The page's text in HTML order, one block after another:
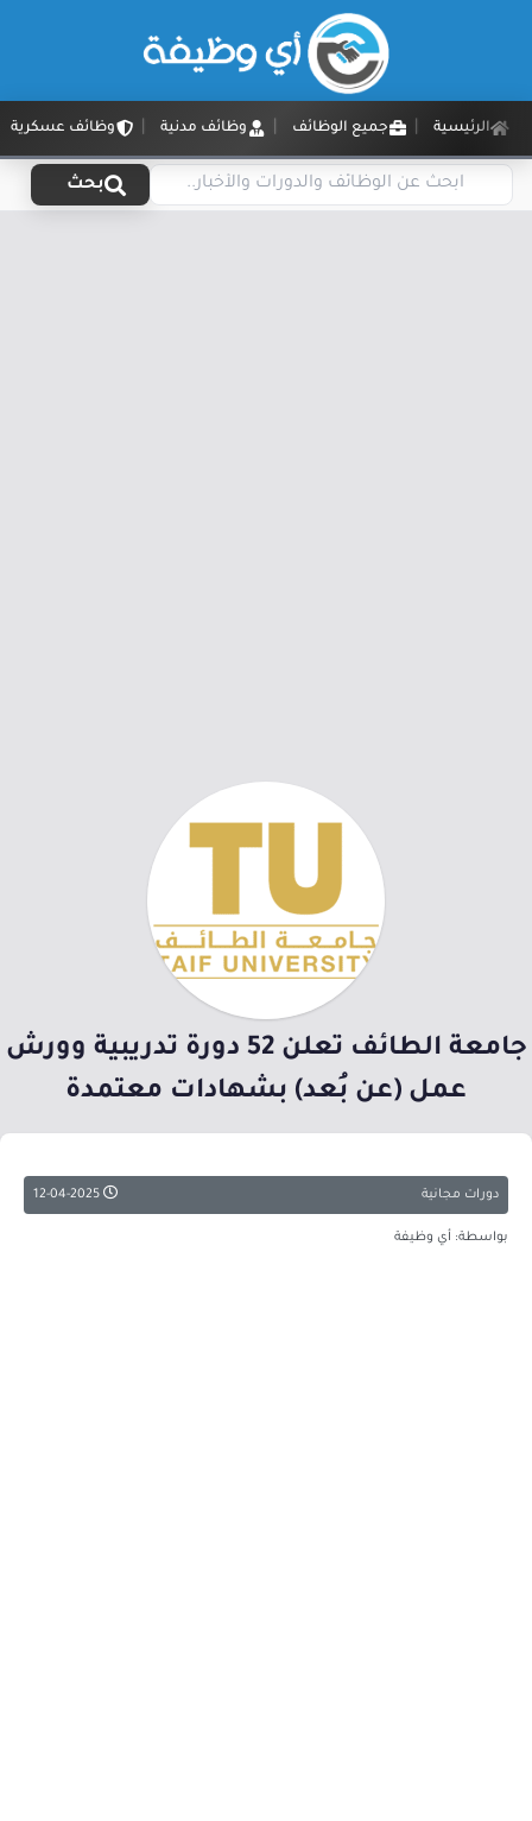
الرئيسية جميع الوظائف وظائف مدنية وظائف عسكرية
بحث
جامعة الطائف تعلن 52 دورة تدريبية وورش
عمل (عن بُعد) بشهادات معتمدة
دورات مجانية
بواسطة: أي وظيفة